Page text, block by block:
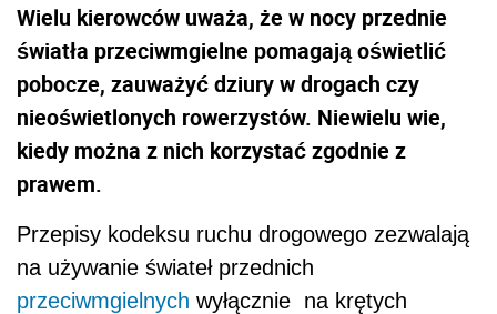
Wielu kierowców uważa, że w nocy przednie
światła przeciwmgielne pomagają oświetlić
pobocze, zauważyć dziury w drogach czy
nieoświetlonych rowerzystów. Niewielu wie,
kiedy można z nich korzystać zgodnie z
prawem.
Przepisy kodeksu ruchu drogowego zezwalają
na używanie świateł przednich
przeciwmgielnych wyłącznie na krętych